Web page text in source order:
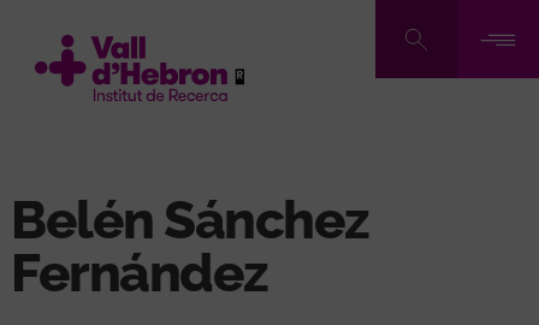
contingut
Belén Sánchez
Fernández